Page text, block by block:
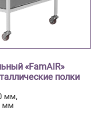
«FamAIR»
полки
мм,
мм